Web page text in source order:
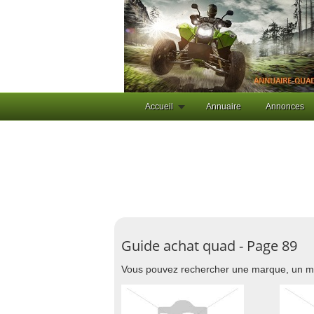
Accueil Annuaire Annonces
Guide achat quad - Page 89
Vous pouvez rechercher une marque, un